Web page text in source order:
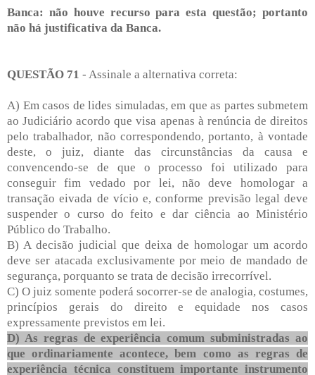
Banca: não houve recurso para esta questão; portanto
não há justificativa da Banca.
QUESTÃO 71 - Assinale a alternativa correta:
A) Em casos de lides simuladas, em que as partes submetem
ao Judiciário acordo que visa apenas à renúncia de direitos
pelo trabalhador, não correspondendo, portanto, à vontade
deste, o juiz, diante das circunstâncias da causa e
convencendo-se de que o processo foi utilizado para
conseguir fim vedado por lei, não deve homologar a
transação eivada de vício e, conforme previsão legal deve
suspender o curso do feito e dar ciência ao Ministério
Público do Trabalho.
B) A decisão judicial que deixa de homologar um acordo
deve ser atacada exclusivamente por meio de mandado de
segurança, porquanto se trata de decisão irrecorrível.
C) O juiz somente poderá socorrer-se de analogia, costumes,
princípios gerais do direito e equidade nos casos
expressamente previstos em lei.
D) As regras de experiência comum subministradas ao
que ordinariamente acontece, bem como as regras de
experiência técnica constituem importante instrumento